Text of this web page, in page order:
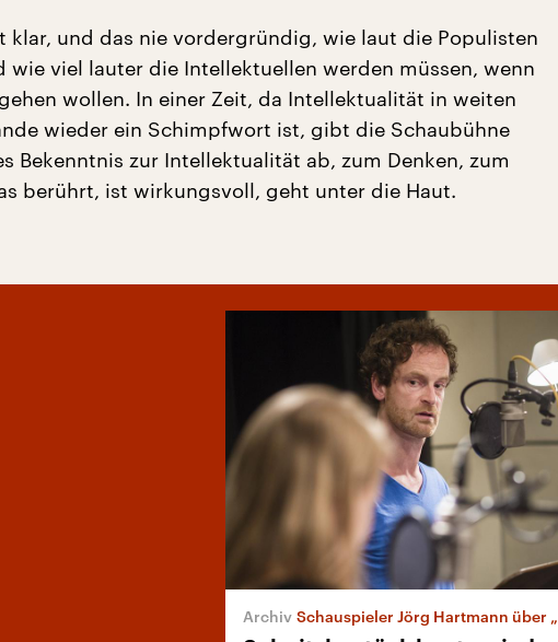
klar, und das nie vordergründig, wie laut die Populisten
wie viel lauter die Intellektuellen werden müssen, wenn
wollen. In einer Zeit, da Intellektualität in weiten
wieder ein Schimpfwort ist, gibt die Schaubühne
Bekenntnis zur Intellektualität ab, zum Denken, zum
berührt, ist wirkungsvoll, geht unter die Haut.
Schauspieler Jörg Hartmann über „Professor Bernhardi“